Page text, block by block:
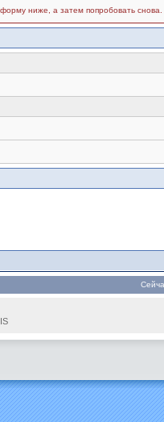
ниже, а затем попробовать снова.